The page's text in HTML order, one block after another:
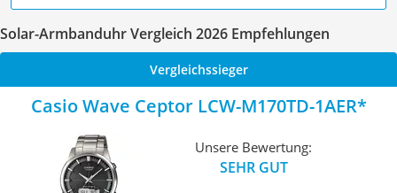
Solar-Armbanduhr Vergleich 2026 Empfehlungen
Vergleichssieger
Casio Wave Ceptor LCW-M170TD-1AER
Unsere Bewertung:
SEHR GUT